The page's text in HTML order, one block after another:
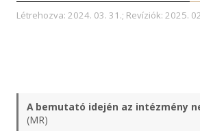
Létrehozva: 2024. 03. 31.; Revíziók: 2025.
A bemutató idején az intézmény
(MR)